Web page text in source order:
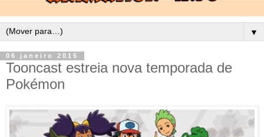
▼
06 janeiro 2015
Tooncast estreia nova temporada de
Pokémon